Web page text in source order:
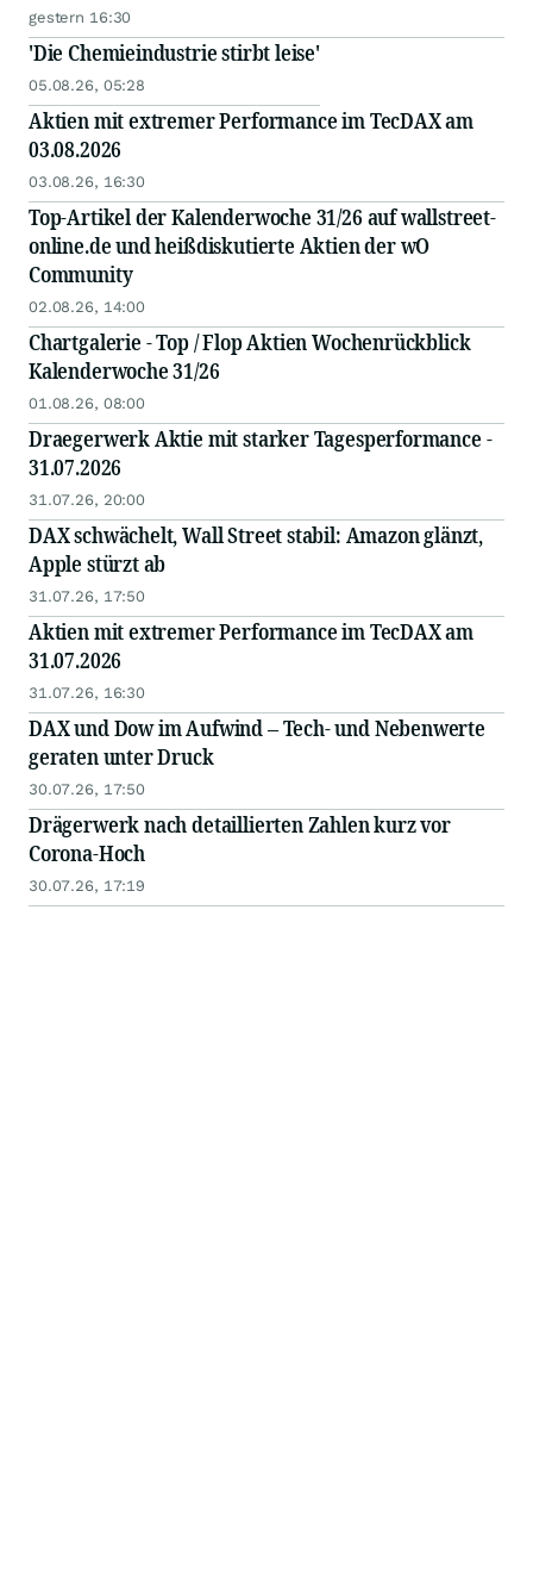
gestern 16:30
'Die Chemieindustrie stirbt leise'
05.08.26, 05:28
Aktien mit extremer Performance im TecDAX am
03.08.2026
03.08.26, 16:30
Top-Artikel der Kalenderwoche 31/26 auf wallstreet-
online.de und heißdiskutierte Aktien der wO
Community
02.08.26, 14:00
Chartgalerie - Top / Flop Aktien Wochenrückblick
Kalenderwoche 31/26
01.08.26, 08:00
Draegerwerk Aktie mit starker Tagesperformance -
31.07.2026
31.07.26, 20:00
DAX schwächelt, Wall Street stabil: Amazon glänzt,
Apple stürzt ab
31.07.26, 17:50
Aktien mit extremer Performance im TecDAX am
31.07.2026
31.07.26, 16:30
DAX und Dow im Aufwind – Tech- und Nebenwerte
geraten unter Druck
30.07.26, 17:50
Drägerwerk nach detaillierten Zahlen kurz vor
Corona-Hoch
30.07.26, 17:19